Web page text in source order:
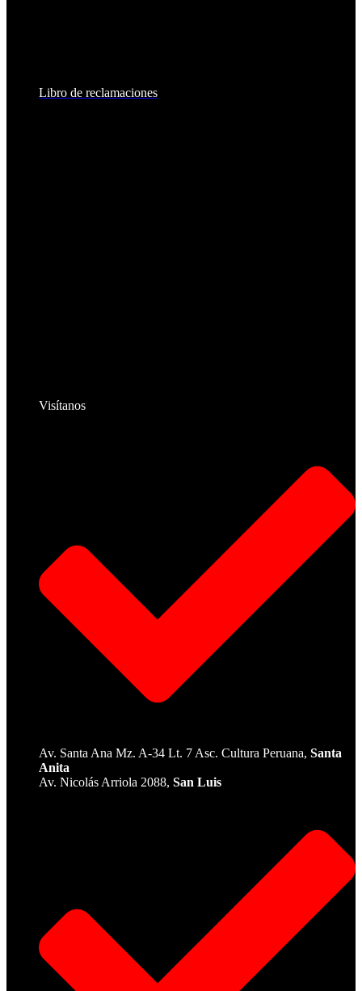
Libro de reclamaciones
Visítanos
Av. Santa Ana Mz. A-34 Lt. 7 Asc. Cultura Peruana, Santa
Anita
Av. Nicolás Arriola 2088, San Luis